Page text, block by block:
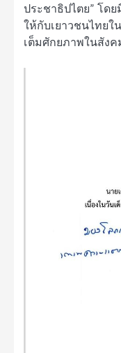
ประชาธิปไตย” โด
ให้กับเยาวชนไทยใ
เต็มศักยภาพในสังค